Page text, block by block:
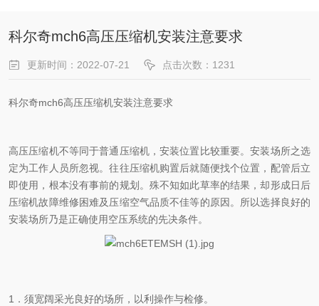
科尔奇mch6高压压缩机安装注意要求
更新时间：2022-07-21 点击次数：1231
科尔奇mch6高压压缩机安装注意要求
高压压缩机不等同于普通压缩机，安装位置比较重要。安装场所之选
定为工作人员所忽视。往往压缩机购置后就随便找个位置，配管后立
即使用，根本没有事前的规划。殊不知如此草率的结果，却形成日后
压缩机故障维修困难及压缩空气品质不佳等的原因。所以选择良好的
安装场所乃是正确使用空压系统的先决条件。
1．须宽阔采光良好的场所，以利操作与检修。